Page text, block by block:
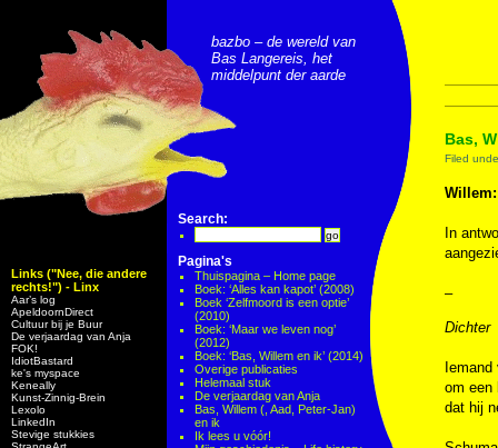
Links ("Nee, die andere
rechts!") - Linx
Aar’s log
ApeldoornDirect
Cultuur bij je Buur
De verjaardag van Anja
FOK!
IdiotBastard
ke's myspace
Keneally
Kunst-Zinnig-Brein
Lexolo
LinkedIn
Stevige stukkies
bazbo – de wereld van
Bas Langereis, het
middelpunt der aarde
Search:
Pagina's
Thuispagina – Home page
Boek: ‘Alles kan kapot’ (2008)
Boek ‘Zelfmoord is een optie’
(2010)
Boek: ‘Maar we leven nog’
(2012)
Boek: ‘Bas, Willem en ik’ (2014)
Overige publicaties
Helemaal stuk
De verjaardag van Anja
Bas, Willem (, Aad, Peter-Jan)
en ik
Ik lees u vóór!
Bas,
Filed
Willem:
In
–
Dichter
om een
dat hij